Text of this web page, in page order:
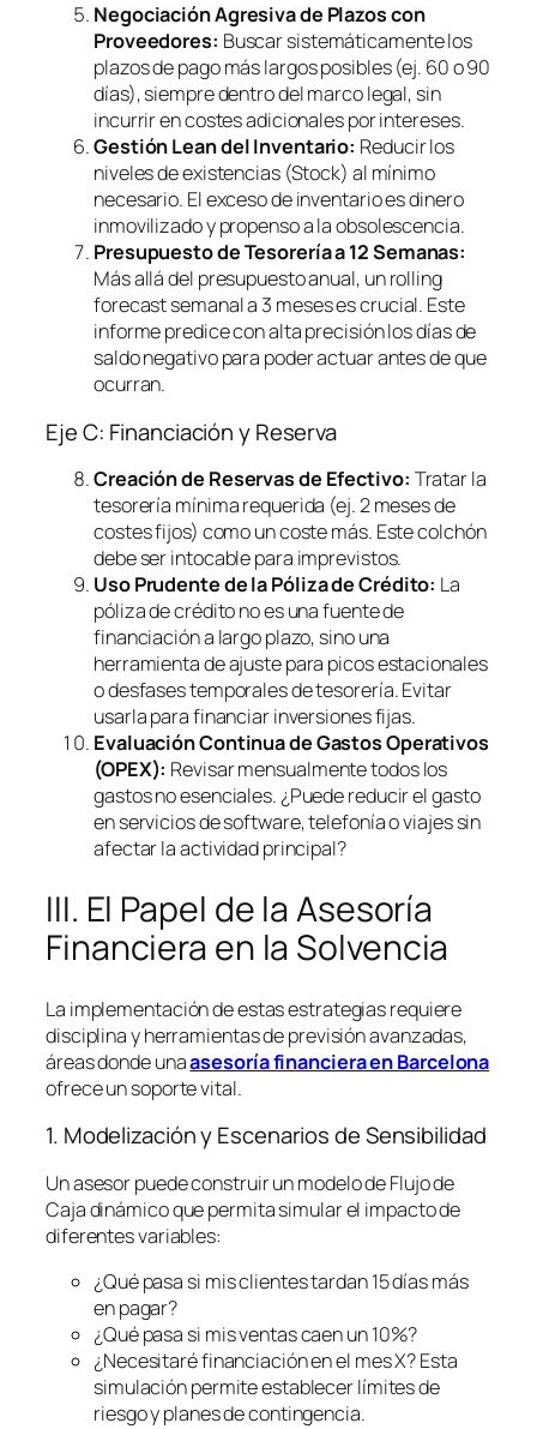
Negociación Agresiva de Plazos con
Proveedores: Buscar sistemáticamente los
plazos de pago más largos posibles (ej. 60 o 90
días), siempre dentro del marco legal, sin
incurrir en costes adicionales por intereses.
Gestión Lean del Inventario: Reducir los
niveles de existencias (Stock) al mínimo
necesario. El exceso de inventario es dinero
inmovilizado y propenso a la obsolescencia.
Presupuesto de Tesorería a 12 Semanas:
Más allá del presupuesto anual, unrolling
forecastsemanal a 3 meses es crucial. Este
informe predice con alta precisión los días de
saldo negativo para poder actuar antes de que
ocurran.
Eje C: Financiación y Reserva
Creación de Reservas de Efectivo: Tratar la
tesorería mínima requerida (ej. 2 meses de
costes fijos) como un coste más. Este colchón
debe ser intocable para imprevistos.
Uso Prudente de la Póliza de Crédito: La
póliza de crédito no es una fuente de
financiación a largo plazo, sino una
herramienta de ajuste para picos estacionales
o desfases temporales de tesorería. Evitar
usarla para financiar inversiones fijas.
Evaluación Continua de Gastos Operativos
(OPEX): Revisar mensualmente todos los
gastos no esenciales. ¿Puede reducir el gasto
en servicios desoftware, telefonía o viajes sin
afectar la actividad principal?
III. El Papel de la Asesoría
Financiera en la Solvencia
La implementación de estas estrategias requiere
disciplina y herramientas de previsión avanzadas,
áreas donde unaasesoría financiera en Barcelona
ofrece un soporte vital.
1. Modelización y Escenarios de Sensibilidad
Un asesor puede construir un modelo de Flujo de
Caja dinámico que permita simular el impacto de
diferentes variables:
¿Qué pasa si mis clientes tardan 15 días más
en pagar?
¿Qué pasa si mis ventas caen un 10%?
¿Necesitaré financiación en el mes X? Esta
simulación permite establecer límites de
riesgo y planes de contingencia.